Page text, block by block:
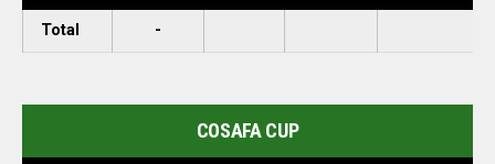
Total -
COSAFA CUP